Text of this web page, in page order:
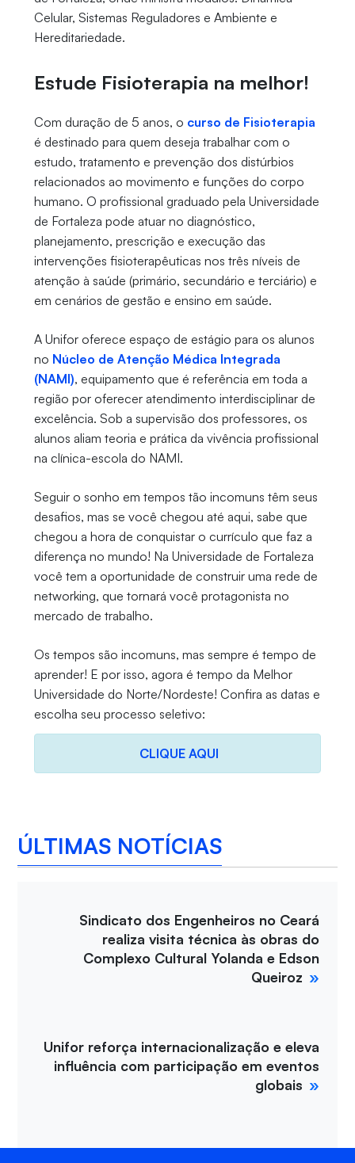
Celular, Sistemas Reguladores e Ambiente e
Hereditariedade.
Estude Fisioterapia na melhor!
Com duração de 5 anos, o curso de Fisioterapia
é destinado para quem deseja trabalhar com o
estudo, tratamento e prevenção dos distúrbios
relacionados ao movimento e funções do corpo
humano. O profissional graduado pela Universidade
de Fortaleza pode atuar no diagnóstico,
planejamento, prescrição e execução das
intervenções fisioterapêuticas nos três níveis de
atenção à saúde (primário, secundário e terciário) e
em cenários de gestão e ensino em saúde.
A Unifor oferece espaço de estágio para os alunos
no Núcleo de Atenção Médica Integrada
(NAMI), equipamento que é referência em toda a
região por oferecer atendimento interdisciplinar de
excelência. Sob a supervisão dos professores, os
alunos aliam teoria e prática da vivência profissional
na clínica-escola do NAMI.
Seguir o sonho em tempos tão incomuns têm seus
desafios, mas se você chegou até aqui, sabe que
chegou a hora de conquistar o currículo que faz a
diferença no mundo! Na Universidade de Fortaleza
você tem a oportunidade de construir uma rede de
networking, que tornará você protagonista no
mercado de trabalho.
Os tempos são incomuns, mas sempre é tempo de
aprender! E por isso, agora é tempo da Melhor
Universidade do Norte/Nordeste! Confira as datas e
escolha seu processo seletivo:
CLIQUE AQUI
ÚLTIMAS NOTÍCIAS
Sindicato dos Engenheiros no Ceará
realiza visita técnica às obras do
Complexo Cultural Yolanda e Edson
Queiroz
Unifor reforça internacionalização e eleva
influência com participação em eventos
globais